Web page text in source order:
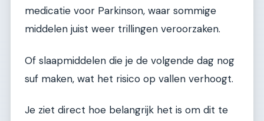
medicatie voor Parkinson, waar sommige
middelen juist weer trillingen veroorzaken.
Of slaapmiddelen die je de volgende dag nog
suf maken, wat het risico op vallen verhoogt.
Je ziet direct hoe belangrijk het is om dit te